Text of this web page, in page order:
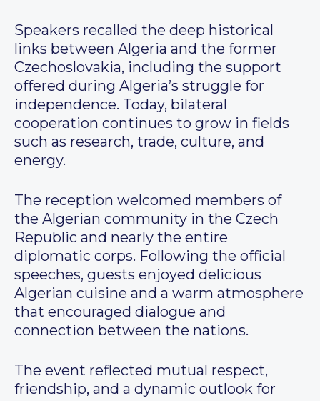
Speakers recalled the deep historical
links between Algeria and the former
Czechoslovakia, including the support
offered during Algeria’s struggle for
independence. Today, bilateral
cooperation continues to grow in fields
such as research, trade, culture, and
energy.
The reception welcomed members of
the Algerian community in the Czech
Republic and nearly the entire
diplomatic corps. Following the official
speeches, guests enjoyed delicious
Algerian cuisine and a warm atmosphere
that encouraged dialogue and
connection between the nations.
The event reflected mutual respect,
friendship, and a dynamic outlook for